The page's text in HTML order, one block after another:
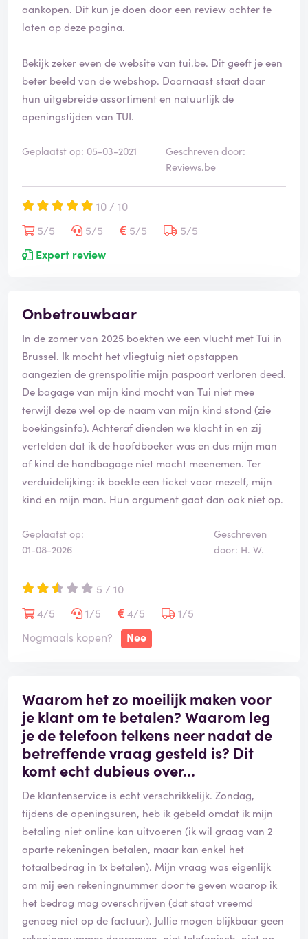
aankopen. Dit kun je doen door een review achter te
laten op deze pagina.
Bekijk zeker even de website van tui.be. Dit geeft je een
beter beeld van de webshop. Daarnaast staat daar
hun uitgebreide assortiment en natuurlijk de
openingstijden van TUI.
Geplaatst op: 05-03-2021
Geschreven door:
Reviews.be
10 / 10
5/5
5/5 5/5
5/5
Expert review
Onbetrouwbaar
In de zomer van 2025 boekten we een vlucht met Tui in
Brussel. Ik mocht het vliegtuig niet opstappen
aangezien de grenspolitie mijn paspoort verloren deed.
De bagage van mijn kind mocht van Tui niet mee
terwijl deze wel op de naam van mijn kind stond (zie
boekingsinfo). Achteraf dienden we klacht in en zij
vertelden dat ik de hoofdboeker was en dus mijn man
of kind de handbagage niet mocht meenemen. Ter
verduidelijking: ik boekte een ticket voor mezelf, mijn
kind en mijn man. Hun argument gaat dan ook niet op.
Geplaatst op:
01-08-2026
Geschreven
door: H. W.
5 / 10
4/5
1/5 4/5
1/5
Nogmaals kopen?
Nee
Waarom het zo moeilijk maken voor
je klant om te betalen? Waarom leg
je de telefoon telkens neer nadat de
betreffende vraag gesteld is? Dit
komt echt dubieus over...
De klantenservice is echt verschrikkelijk. Zondag,
tijdens de openingsuren, heb ik gebeld omdat ik mijn
betaling niet online kan uitvoeren (ik wil graag van 2
aparte rekeningen betalen, maar kan enkel het
totaalbedrag in 1x betalen). Mijn vraag was eigenlijk
om mij een rekeningnummer door te geven waarop ik
het bedrag mag overschrijven (dat staat vreemd
genoeg niet op de factuur). Jullie mogen blijkbaar geen